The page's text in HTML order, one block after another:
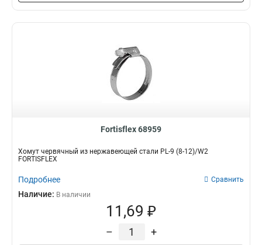
Fortisflex 68959
Хомут червячный из нержавеющей стали PL-9 (8-12)/W2
FORTISFLEX
Подробнее Сравнить
Наличие: В наличии
11,69 ₽
– +